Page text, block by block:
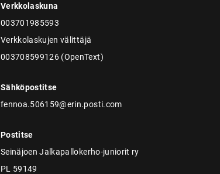
Verkkolaskuna
003701985593
Verkkolaskujen välittäjä
003708599126 (OpenText)
Sähköpostitse
fennoa.506159@erin.posti.com
Postitse
Seinäjoen Jalkapallokerho-juniorit ry
PL 59149